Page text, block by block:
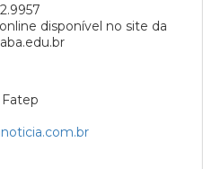
disponível no site da